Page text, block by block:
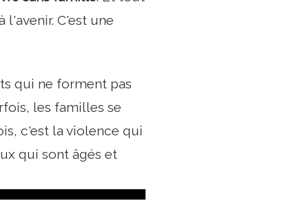
C'est une
qui ne forment pas
les familles se
c'est la violence qui
qui sont âgés et